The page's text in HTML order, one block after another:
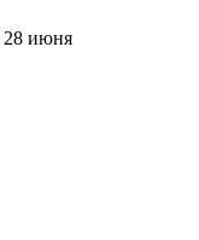
28 июня